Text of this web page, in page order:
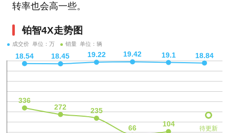
转率也会高一些。
铂智4X走势图
成交价 单位：万 销量 单位：辆
待更新